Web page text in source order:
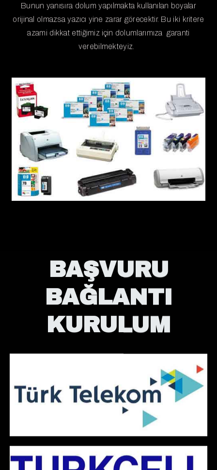
Bunun yanısıra dolum yapılmakta kullanılan boyalar
orijinal olmazsa yazıcı yine zarar görecektir. Bu iki kritere
azami dikkat ettiğimiz için dolumlarımıza garanti
verebilmekteyiz.
BAŞVURU
BAĞLANTI
KURULUM